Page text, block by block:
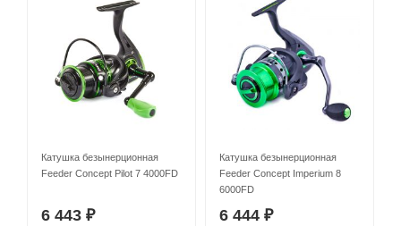
Катушка безынерционная
Feeder Concept Pilot 7 4000FD
6 443 ₽
Катушка безынерционная
Feeder Concept Imperium 8
6000FD
6 444 ₽